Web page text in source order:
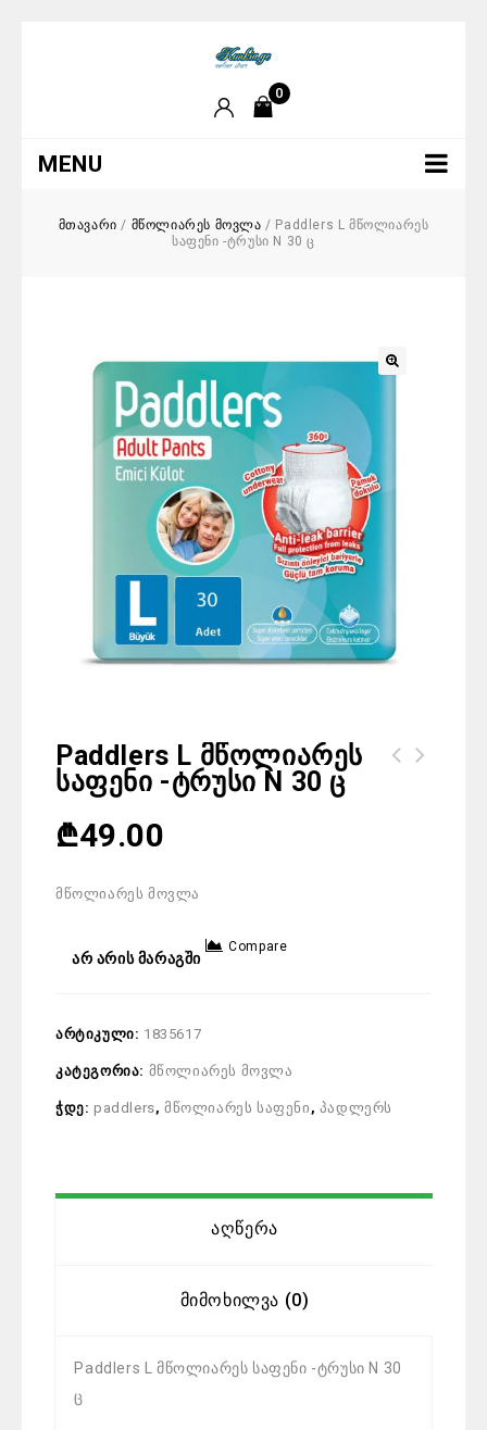
0
MENU
მთავარი / მწოლიარეს მოვლა / Paddlers L მწოლიარეს
საფენი -ტრუსი N 30 ც
Paddlers L Მწოლიარეს
Საფენი -ტრუსი N 30 Ც
₾49.00
მწოლიარეს მოვლა
არ არის მარაგში
Compare
არტიკული: 1835617
კატეგორია: მწოლიარეს მოვლა
ჭდე: paddlers,მწოლიარეს საფენი , პადლერს
Აღწერა
Მიმოხილვა (0)
Paddlers L მწოლიარეს საფენი -ტრუსი N 30
ც